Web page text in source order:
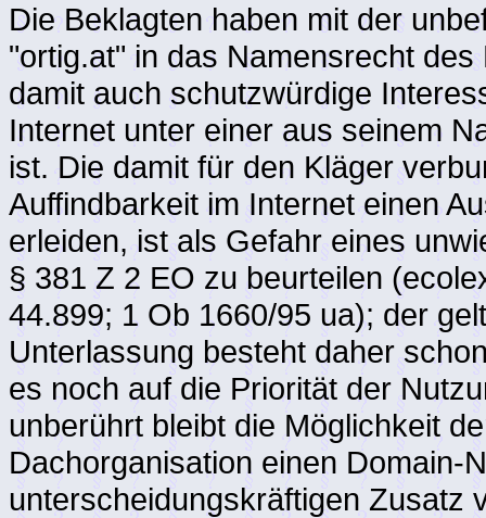
Die Beklagten haben mit der
"ortig.at" in das Namensrecht
damit auch schutzwürdige
Internet unter einer aus seinem
ist. Die damit für den Kläger
Auffindbarkeit im Internet einen
erleiden, ist als Gefahr eines
§ 381 Z 2 EO zu beurteilen
44.899; 1 Ob 1660/95 ua); der
Unterlassung besteht daher
es noch auf die Priorität der
unberührt bleibt die Möglichkeit
Dachorganisation einen Domain-
unterscheidungskräftigen Zusatz